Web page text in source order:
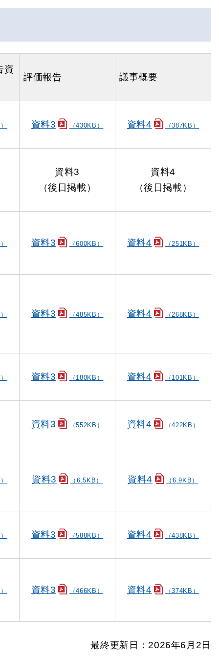
資
評価報告 議事概要
資料3 （430KB） 資料4 （387KB）
資料3
（後日掲載）
資料4
（後日掲載）
資料3 （600KB） 資料4 （251KB）
資料3 （485KB） 資料4 （268KB）
資料3 （180KB） 資料4 （101KB）
資料3 （552KB） 資料4 （422KB）
資料3 （6.5KB） 資料4 （6.9KB）
資料3 （588KB） 資料4 （438KB）
資料3 （466KB） 資料4 （374KB）
最終更新日：2026年6月2日